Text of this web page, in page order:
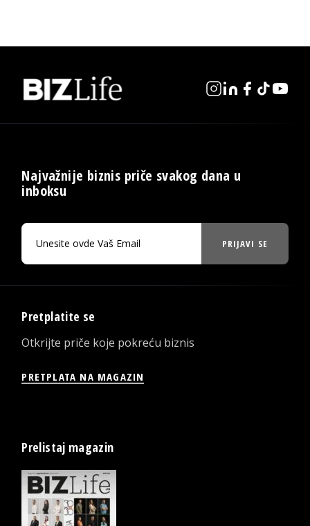
Najvažnije biznis priče svakog dana u
inboksu
PRIJAVI SE
Pretplatite se
Otkrijte priče koje pokreću biznis
PRETPLATA NA MAGAZIN
Prelistaj magazin